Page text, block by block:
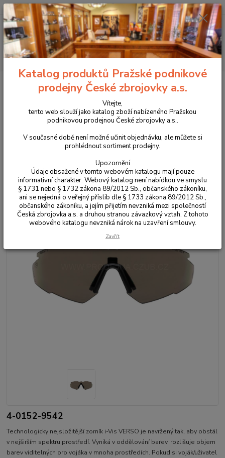
Menu
Hledat
+420 225 375 800
Ochranné prostředky Střelecké brýle Revision
střeleckým brýlím Revision
Zorník pro Revision StingerHawk VERSO Large
Zorník pro Revision StingerHawk
VERSO Large
4-0152-9542
Technologicky nejsložitější zorník i-Vis VERSO je navržený tak, aby obstál
v nejširším spektru prostředí. Vyniká v oddělování barev, rozlišuje objem
barev viditelných pro vojáka v mnoha prostředích. Pokud si voják/uživatel
Katalog produktů Pražské podnikové
prodejny České zbrojovky a.s.
Vítejte,
tento web slouží jako katalog zboží nabízeného Pražskou
podnikovou prodejnou České zbrojovky a.s..
V současné době není možné učinit objednávku, ale můžete si
prohlédnout sortiment prodejny.
Upozornění
Údaje obsažené v tomto webovém katalogu mají pouze
informativní charakter. Webový katalog není nabídkou ve smyslu
§ 1731 nebo § 1732 zákona 89/2012 Sb., občanského zákoníku,
ani se nejedná o veřejný příslib dle § 1733 zákona 89/2012 Sb.,
občanského zákoníku, a jejím přijetím nevzniká mezi společností
Česká zbrojovka a.s. a druhou stranou závazkový vztah. Z tohoto
webového katalogu nevzniká nárok na uzavření smlouvy.
Zavřít